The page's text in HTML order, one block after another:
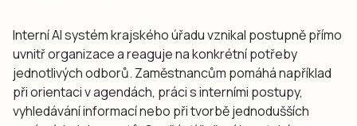
Interní AI systém krajského úřadu vznikal postupně přímo
uvnitř organizace a reaguje na konkrétní potřeby
jednotlivých odborů. Zaměstnancům pomáhá například
při orientaci v agendách, práci s interními postupy,
vyhledávání informací nebo při tvorbě jednodušších